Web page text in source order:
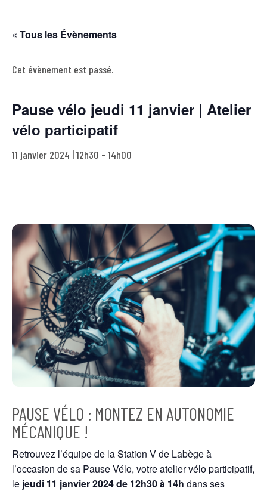
« Tous les Évènements
Cet évènement est passé.
Pause vélo jeudi 11 janvier | Atelier
vélo participatif
11 janvier 2024 | 12h30 - 14h00
PAUSE VÉLO : MONTEZ EN AUTONOMIE
MÉCANIQUE !
Retrouvez l’équipe de la Station V de Labège à
l’occasion de sa Pause Vélo, votre atelier vélo participatif,
le jeudi 11 janvier2024de 12h30 à 14h dans ses